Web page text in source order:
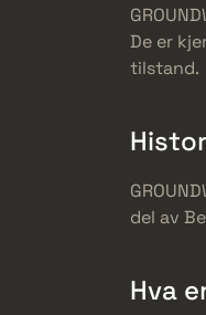
De er
tilstand.
del av
Hva